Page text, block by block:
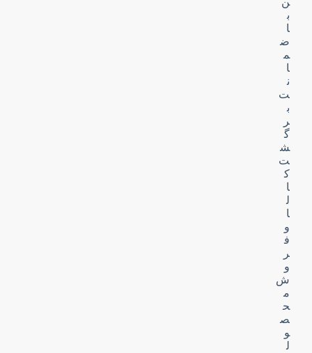
ب
ا
ض
م
ا
ن
ت
ب
ر
گ
ش
ت
ک
ا
ل
ا
و
ف
ر
و
ش
م
ح
ص
و
ل